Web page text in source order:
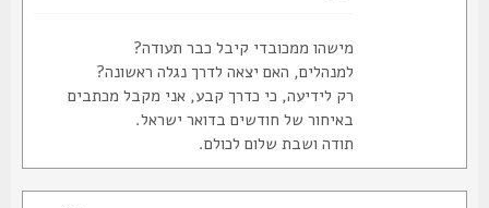
מישהו ממכובדי קיבל כבר תעודה?
למנהלים, האם יצאה לדרך נגלה ראשונה?
רק לידיעה, כי כדרך קבע, אני מקבל מכתבים
באיחור של חודשים בדואר ישראל.
תודה ושבת שלום לכולם.